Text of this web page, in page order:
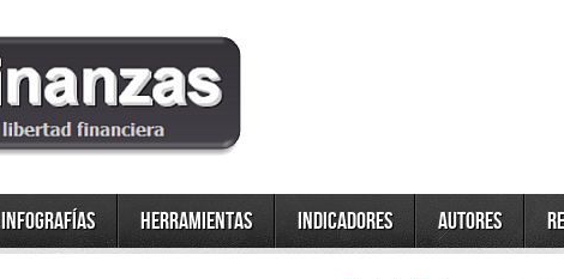
Infografías Herramientas Indicadores Autores